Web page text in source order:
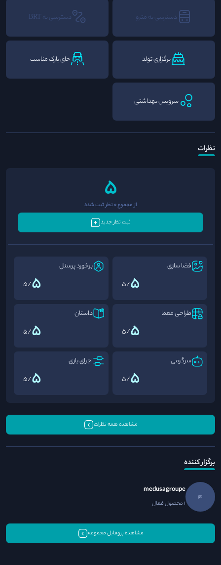
دسترسی به مترو دسترسی به BRT
برگزاری تولد جای پارک مناسب
سرویس بهداشتی
نظرات
5از مجموع 0 نظر ثبت شده
ثبت نظر جدید
فضا سازی
5
/5
برخورد پرسنل
5
/5
طراحی معما
5
/5
داستان
5
/5
سرگرمی
5
/5
اجرای بازی
5
/5
مشاهده همه نظرات
برگزار کننده
medusagroupe
1 محصول فعال
مشاهده پروفایل مجموعه